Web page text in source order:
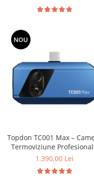
NOU
Topdon TC001 Max –
Termoviziune
256×192 (512×384 TISR)
Windows
1.390,00 Lei